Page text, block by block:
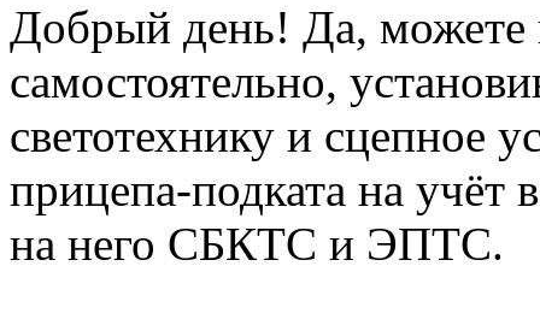
Добрый день! Да, можете
самостоятельно,
светотехнику и сцепное
прицепа-подката на
на него СБКТС и ЭПТС.